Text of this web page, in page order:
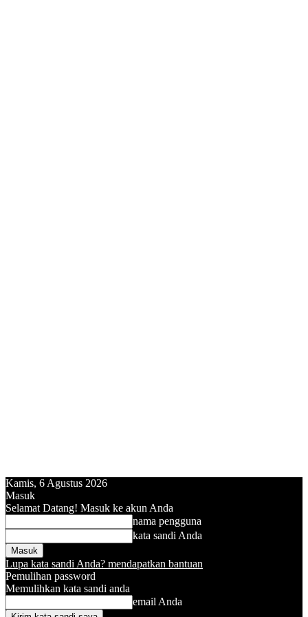
Kamis, 6 Agustus 2026
Masuk
Selamat Datang! Masuk ke akun Anda
nama pengguna
kata sandi Anda
Lupa kata sandi Anda? mendapatkan bantuan
Pemulihan password
Memulihkan kata sandi anda
email Anda